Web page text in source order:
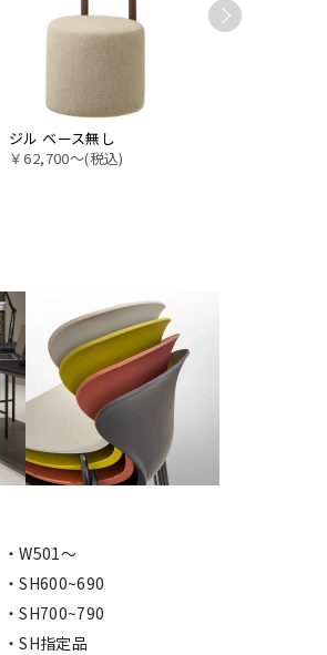
ジル ベース無し
￥62,700〜(税込)
・W501〜
・SH600~690
・SH700~790
・SH指定品